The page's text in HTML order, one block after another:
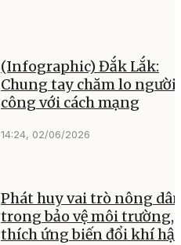
(Infographic) Đắk Lắk:
Chung tay chăm lo người
công với cách mạng
14:24, 02/06/2026
Phát huy vai trò nông
trong bảo vệ môi trường,
thích ứng biến đổi khí